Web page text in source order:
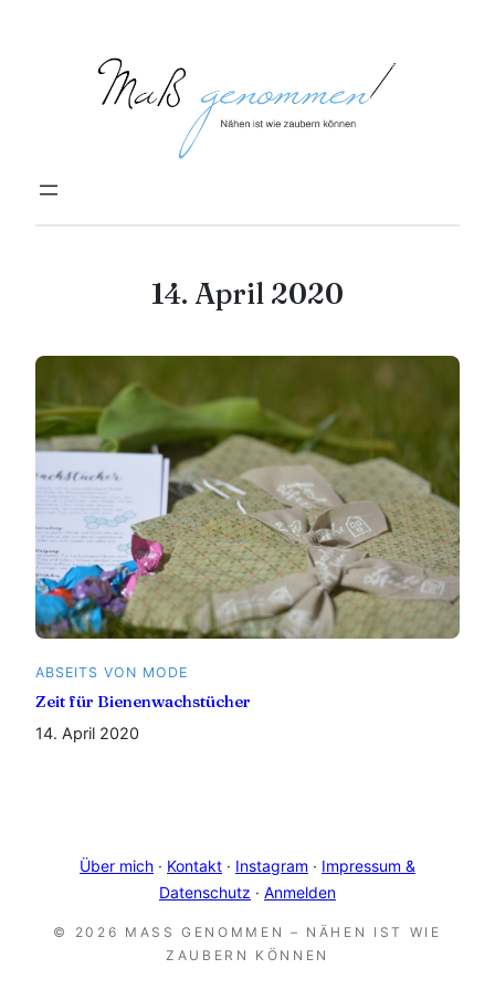
springen
14. April 2020
ABSEITS VON MODE
Zeit für Bienenwachstücher
14. April 2020
Über mich · Kontakt · Instagram · Impressum &
Datenschutz · Anmelden
© 2026 MASS GENOMMEN – NÄHEN IST WIE Z
AUBERN KÖNNEN